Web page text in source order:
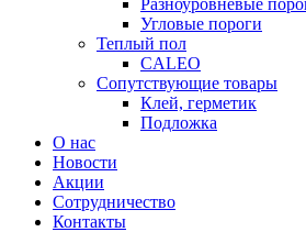
Разноуровневые
Угловые пороги
Теплый пол
CALEO
Сопутствующие товары
Клей, герметик
Подложка
О нас
Новости
Акции
Сотрудничество
Контакты